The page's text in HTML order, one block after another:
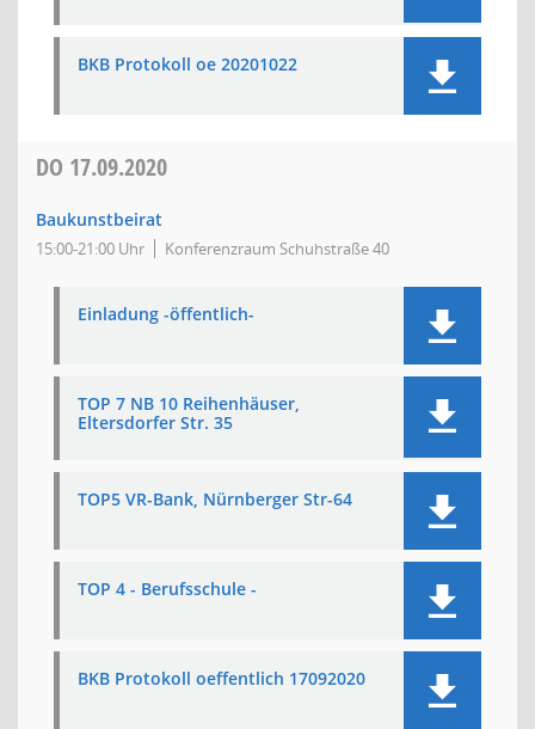
BKB Protokoll oe 20201022
DO 17.09.2020
Baukunstbeirat
15:00-21:00 Uhr Konferenzraum Schuhstraße 40
Einladung -öffentlich-
TOP 7 NB 10 Reihenhäuser,
Eltersdorfer Str. 35
TOP5 VR-Bank, Nürnberger Str-64
TOP 4 - Berufsschule -
BKB Protokoll oeffentlich 17092020